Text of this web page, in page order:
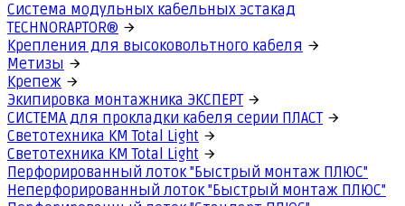
Система модульных кабельных эстакад
TECHNORAPTOR®
Крепления для высоковольтного кабеля
Метизы
Крепеж
Экипировка монтажника ЭКСПЕРТ
СИСТЕМА для прокладки кабеля серии ПЛАСТ
Светотехника КМ Total Light
Светотехника КМ Total Light
Перфорированный лоток "Быстрый монтаж ПЛЮС"
Неперфорированный лоток "Быстрый монтаж ПЛЮС"